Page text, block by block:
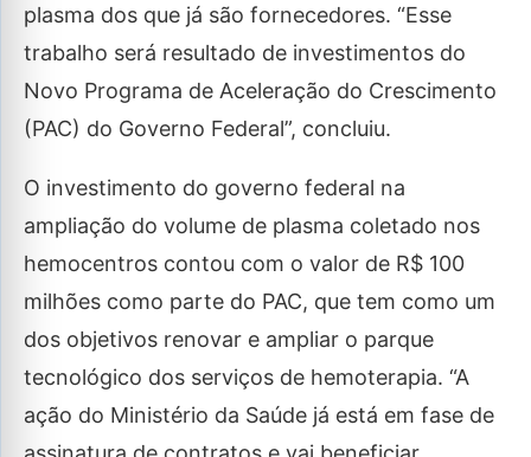
plasma dos que já são fornecedores. “Esse
trabalho será resultado de investimentos do
Novo Programa de Aceleração do Crescimento
(PAC) do Governo Federal”, concluiu.
O investimento do governo federal na
ampliação do volume de plasma coletado nos
hemocentros contou com o valor de R$ 100
milhões como parte do PAC, que tem como um
dos objetivos renovar e ampliar o parque
tecnológico dos serviços de hemoterapia. “A
ação do Ministério da Saúde já está em fase de